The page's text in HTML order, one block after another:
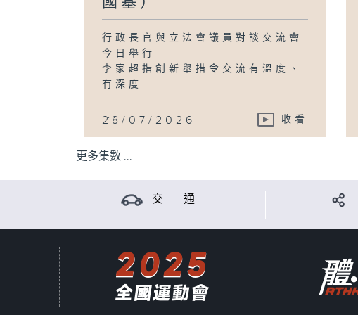
行政長官與立法會議員對談交流會
今日舉行
李家超指創新舉措令交流有溫度、
有深度
...
28/07/2026 收看
更多集數 ...
交 通